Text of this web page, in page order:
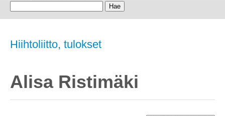
Hiihtoliitto, tulokset
Alisa Ristimäki